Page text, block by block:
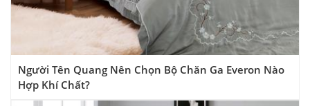
Người Tên Quang Nên Chọn Bộ Chăn Ga Everon Nào
Hợp Khí Chất?